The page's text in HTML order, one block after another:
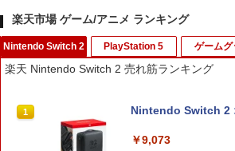
楽天市場 ゲーム/アニメ ランキング
Nintendo Switch 2
楽天 Nintendo Switch 2 売れ筋ランキング
1 Nintendo Switch 2
￥9,073
PlayStation 5 ゲームグ